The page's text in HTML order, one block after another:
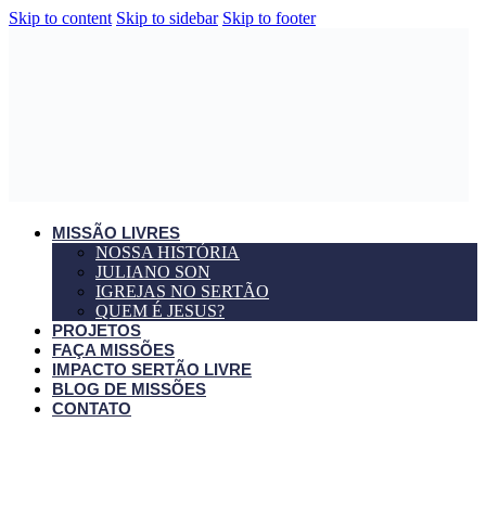
Skip to content Skip to sidebar Skip to footer
MISSÃO LIVRES
NOSSA HISTÓRIA
JULIANO SON
IGREJAS NO SERTÃO
QUEM É JESUS?
PROJETOS
FAÇA MISSÕES
IMPACTO SERTÃO LIVRE
BLOG DE MISSÕES
CONTATO